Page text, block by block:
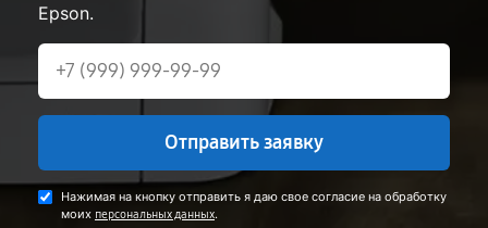
Epson.
Отправить заявку
Нажимая на кнопку отправить я даю свое согласие на обработку
моих персональных данных.